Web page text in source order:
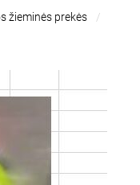
žieminės prekės